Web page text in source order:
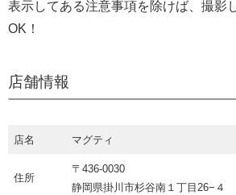
表示してある注意事項を除けば、撮影
OK！
店舗情報
店名 マグティ
住所
〒436-0030
静岡県掛川市杉谷南１丁目26−４